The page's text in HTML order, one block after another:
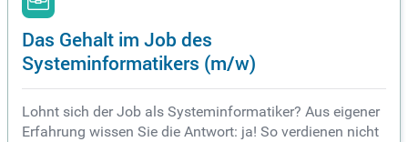
Das Gehalt im Job des
Systeminformatikers (m/w)
Lohnt sich der Job als Systeminformatiker? Aus eigener
Erfahrung wissen Sie die Antwort: ja! So verdienen nicht